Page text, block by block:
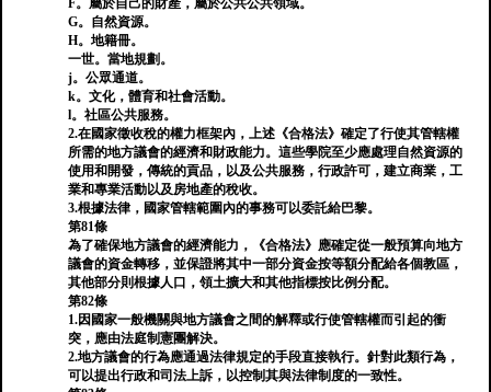
F。屬於自己的財產，屬於公共公共領域。
G。自然資源。
H。地籍冊。
一世。當地規劃。
j。公眾通道。
k。文化，體育和社會活動。
l。社區公共服務。
2.在國家徵收稅的權力框架內，上述《合格法》確定了行使其管轄權
所需的地方議會的經濟和財政能力。這些學院至少應處理自然資源的
使用和開發，傳統的貢品，以及公共服務，行政許可，建立商業，工
業和專業活動以及房地產的稅收。
3.根據法律，國家管轄範圍內的事務可以委託給巴黎。
第81條
為了確保地方議會的經濟能力，《合格法》應確定從一般預算向地方
議會的資金轉移，並保證將其中一部分資金按等額分配給各個教區，
其他部分則根據人口，領土擴大和其他指標按比例分配。
第82條
1.因國家一般機關與地方議會之間的解釋或行使管轄權而引起的衝
突，應由法庭制憲團解決。
2.地方議會的行為應通過法律規定的手段直接執行。針對此類行為，
可以提出行政和司法上訴，以控制其與法律制度的一致性。